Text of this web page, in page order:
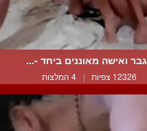
גבר ואישה מאוננים ביחד -...
12326 צפיות | 4 המלצות